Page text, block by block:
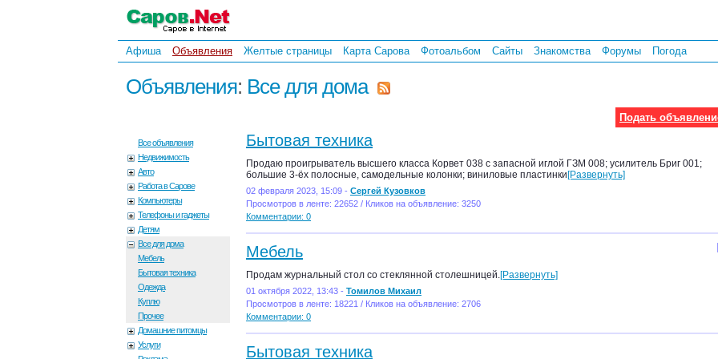
Афиша Объявления Желтые страницы Карта Сарова Фотоальбом Сайты Знакомства Форумы Погода
Объявления: Все для дома
Все объявления
Недвижимость
Авто
Работа в Сарове
Компьютеры
Телефоны и гаджеты
Детям
Все для дома
Мебель
Бытовая техника
Одежда
Куплю
Прочее
Домашние питомцы
Услуги
Подать
Бытовая техника
Продаю проигрыватель высшего класса Корвет 038 с запасной иглой ГЗМ 008; усилитель Бриг 001;
большие 3-ёх полосные, самодельные колонки; виниловые пластинки[Развернуть]
02 февраля 2023, 15:09 - Сергей Кузовков
Просмотров в ленте: 22652 / Кликов на объявление: 3250
Комментарии: 0
Мебель
Продам журнальный стол со стеклянной столешницей.[Развернуть]
01 октября 2022, 13:43 - Томилов Михаил
Просмотров в ленте: 18221 / Кликов на объявление: 2706
Комментарии: 0
Бытовая техника